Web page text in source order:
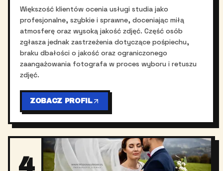
Większość klientów ocenia usługi studia jako
profesjonalne, szybkie i sprawne, doceniając miłą
atmosferę oraz wysoką jakość zdjęć. Część osób
zgłasza jednak zastrzeżenia dotyczące pośpiechu,
braku dbałości o jakość oraz ograniczonego
zaangażowania fotografa w proces wyboru i retuszu
zdjęć.
ZOBACZ PROFIL